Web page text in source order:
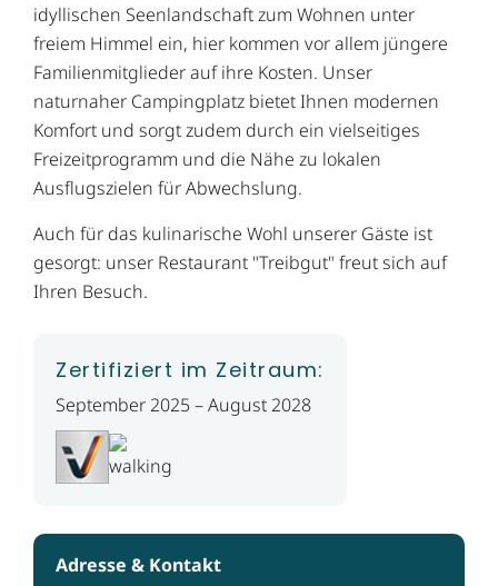
idyllischen Seenlandschaft zum Wohnen unter
freiem Himmel ein, hier kommen vor allem jüngere
Familienmitglieder auf ihre Kosten. Unser
naturnaher Campingplatz bietet Ihnen modernen
Komfort und sorgt zudem durch ein vielseitiges
Freizeitprogramm und die Nähe zu lokalen
Ausflugszielen für Abwechslung.
Auch für das kulinarische Wohl unserer Gäste ist
gesorgt: unser Restaurant "Treibgut" freut sich auf
Ihren Besuch.
Zertifiziert im Zeitraum:
September 2025 – August 2028
Adresse & Kontakt